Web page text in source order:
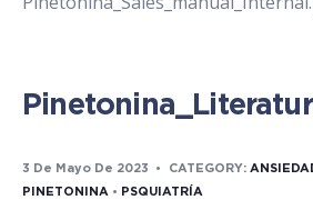
3 De Mayo De 2023 • CATEGORY:
PINETONINA • PSQUIATRÍA